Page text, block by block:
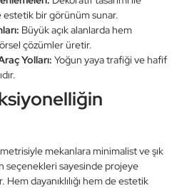
bir görünüm sunar.
Büyük açık alanlarda hem
çözümler üretir.
Yolları: Yoğun yaya trafiği ve hafif
mekanlara minimalist ve şık
seçenekleri sayesinde projeye
dayanıklılığı hem de estetik